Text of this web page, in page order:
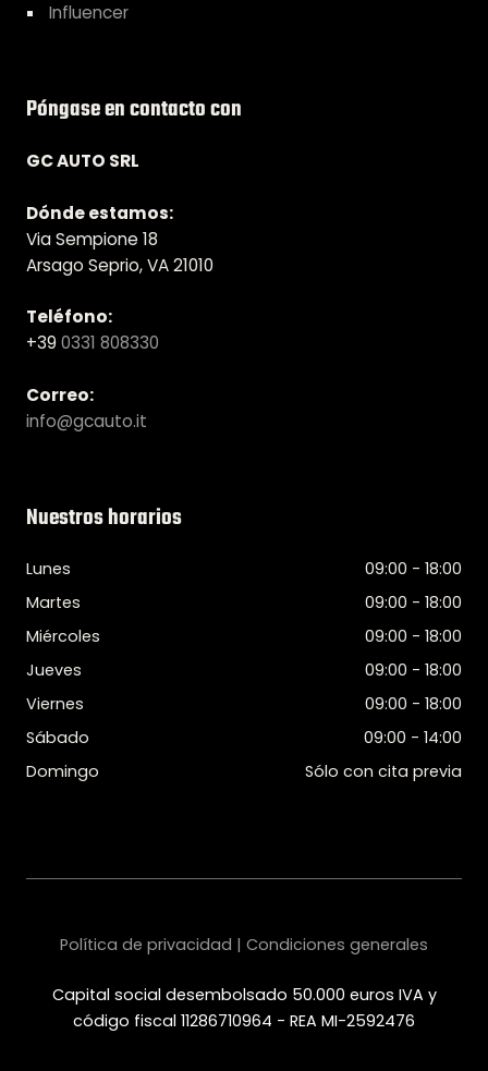
Influencer
Póngase en contacto con
GC AUTO SRL
Dónde estamos:
Via Sempione 18
Arsago Seprio, VA 21010
Teléfono:
+39 0331 808330
Correo:
info@gcauto.it
Nuestros horarios
Lunes
09:00 - 18:00
Martes
09:00 - 18:00
Miércoles
09:00 - 18:00
Jueves
09:00 - 18:00
Viernes
09:00 - 18:00
Sábado
09:00 - 14:00
Domingo
Sólo con cita previa
Capital social desembolsado 50.000 euros IVA y
código fiscal 11286710964 - REA MI-2592476
Política de privacidad | Condiciones generales